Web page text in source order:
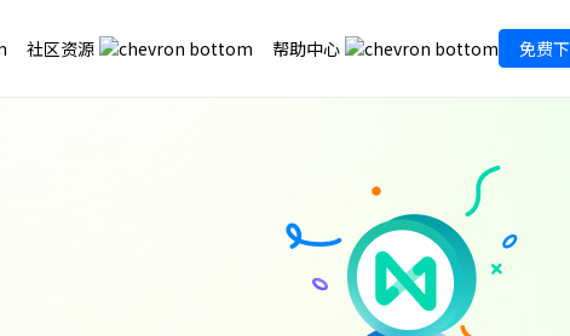
社区资源 帮助中心 免费